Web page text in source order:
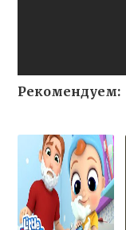
Рекомендуем: